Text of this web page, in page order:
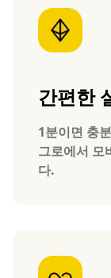
간편한
1분이면 충
그로에서 모
다.